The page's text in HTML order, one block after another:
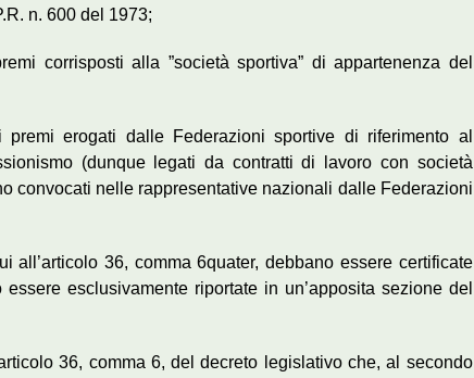
n. 600 del 1973;
corrisposti alla ”società sportiva” di appartenenza del
erogati dalle Federazioni sportive di riferimento al
(dunque legati da contratti di lavoro con società
convocati nelle rappresentative nazionali dalle Federazioni
all’articolo 36, comma 6quater, debbano essere certificate
esclusivamente riportate in un’apposita sezione del
36, comma 6, del decreto legislativo che, al secondo